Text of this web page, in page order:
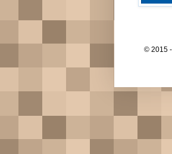
© 2015